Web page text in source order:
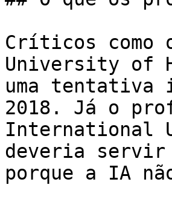
Críticos como
University of
uma tentativa
2018. Já o
International
deveria servir
porque a IA